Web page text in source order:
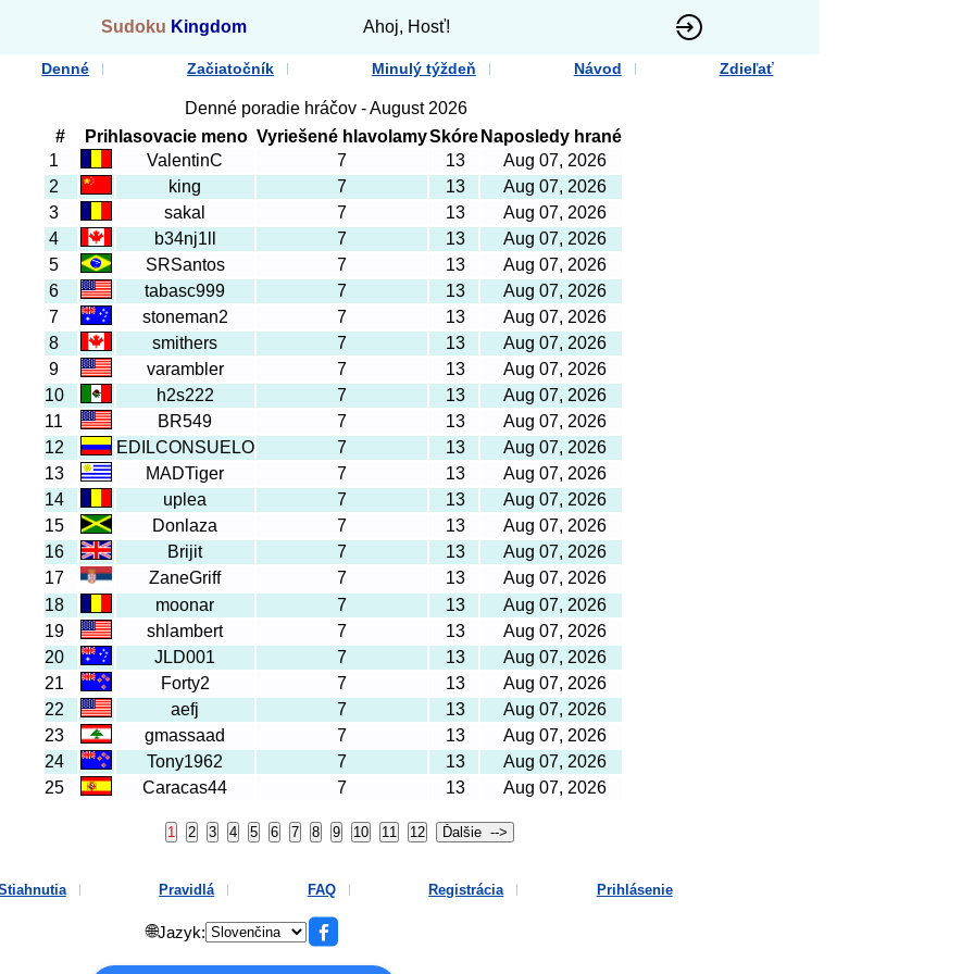
Sudoku Kingdom Ahoj, Hosť!
Denné Začiatočník Minulý týždeň Návod Zdieľať
Denné poradie hráčov - August 2026
#
Prihlasovacie meno Vyriešené hlavolamySkóre Naposledy hrané
1
ValentinC 7 13
Aug 07, 2026
2
king 7 13
Aug 07, 2026
3
sakal 7 13
Aug 07, 2026
4
b34nj1ll 7 13
Aug 07, 2026
5
SRSantos 7 13
Aug 07, 2026
6
tabasc999 7 13
Aug 07, 2026
7
stoneman2 7 13
Aug 07, 2026
8
smithers 7 13
Aug 07, 2026
9
varambler 7 13
Aug 07, 2026
10
h2s222 7 13
Aug 07, 2026
11
BR549 7 13
Aug 07, 2026
12
EDILCONSUELO 7 13
Aug 07, 2026
13
MADTiger 7 13
Aug 07, 2026
14
uplea 7 13
Aug 07, 2026
15
Donlaza 7 13
Aug 07, 2026
16
Brijit 7 13
Aug 07, 2026
17
ZaneGriff 7 13
Aug 07, 2026
18
moonar 7 13
Aug 07, 2026
19
shlambert 7 13
Aug 07, 2026
20
JLD001 7 13
Aug 07, 2026
21
Forty2 7 13
Aug 07, 2026
22
aefj 7 13
Aug 07, 2026
23
gmassaad 7 13
Aug 07, 2026
24
Tony1962 7 13
Aug 07, 2026
25
Caracas44 7 13 Aug 07, 2026
Pravidlá FAQ Registrácia Prihlásenie
🌐Jazyk: